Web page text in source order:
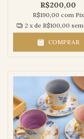
R$200,00
R$190,00 com Pix
2 x de R$100,00
COMPRAR